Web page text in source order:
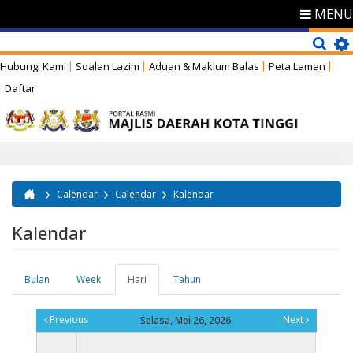
MENU
Hubungi Kami Soalan Lazim Aduan & Maklum Balas
Peta Laman
Daftar
Anda di sini
Calendar Calendar Kalendar
Kalendar
Tab-tab utama
Bulan Week Hari
aktif)
Tahun
Previous Selasa, Mei 26, 2026 Next